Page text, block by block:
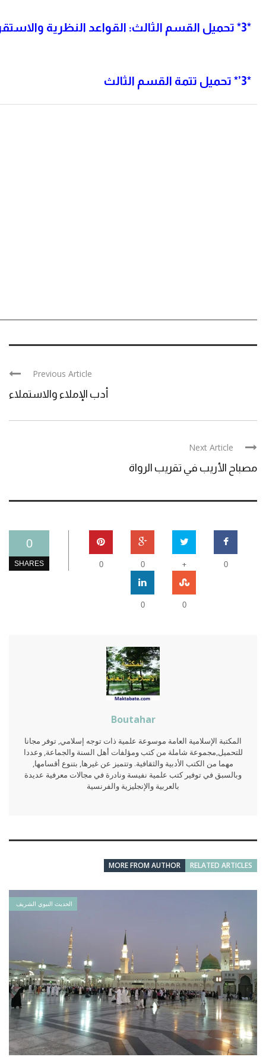
*3* تحميل القسم الثالث: القواعد النظرية
*3’* تحميل تتمة القسم الثالث
Previous Article
أدب الإملاء والاستملاء
Next Article
مصباح الأريب في تقريب الرواة
0
SHARES 0
+
0
0
0
0
Boutahar
المكتبة الإسلامية العامة موسوعة علمية ذات توجه إسلامي, توفر مجانا
للتحميل,مجموعة شاملة من كتب ومؤلفات أهل السنة والجماعة, وعددا
مهما من الكتب الأدبية والثقافية. وتتميز عن غيرها, بتنوع أقسامها,
وبالسبق في توفير كتب علمية نفيسة ونادرة في مجالات معرفية عديدة
بالعربية والإنجليزية والفرنسية
RELATED ARTICLES
MORE FROM AUTHOR
الحديث النبوي الشريف